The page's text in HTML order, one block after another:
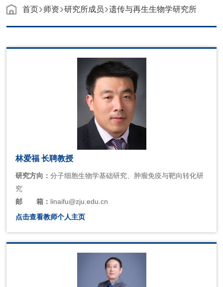
首页 师资 研究所成员 遗传与再生生物学研究所
林爱福 长聘教授
研究方向：分子细胞生物学基础研究、肿瘤免疫与靶向转化研
究
邮
箱： linaifu@zju.edu.cn
点击查看教师个人主页